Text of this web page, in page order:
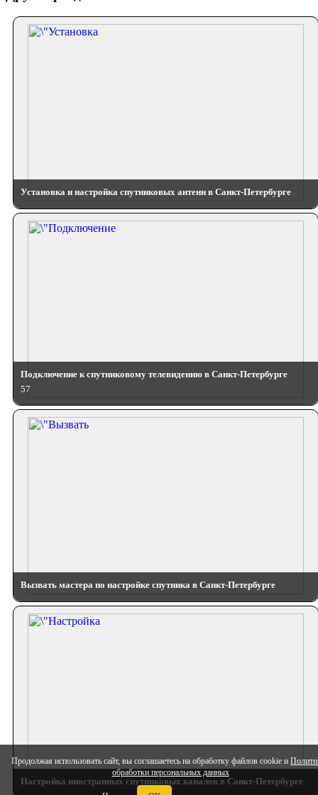
Продолжая использовать сайт, вы соглашаетесь на обработку файлов cookie и
обработки персональных данных
Установка и настройка спутниковых антенн в Санкт-Петербурге
Подключение к спутниковому телевидению в Санкт-Петербурге
57
Вызвать мастера по настройке спутника в Санкт-Петербурге
Настройка иностранных спутниковых каналов в Санкт-Петербурге